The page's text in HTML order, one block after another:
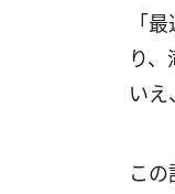
「
り
いえ
こ